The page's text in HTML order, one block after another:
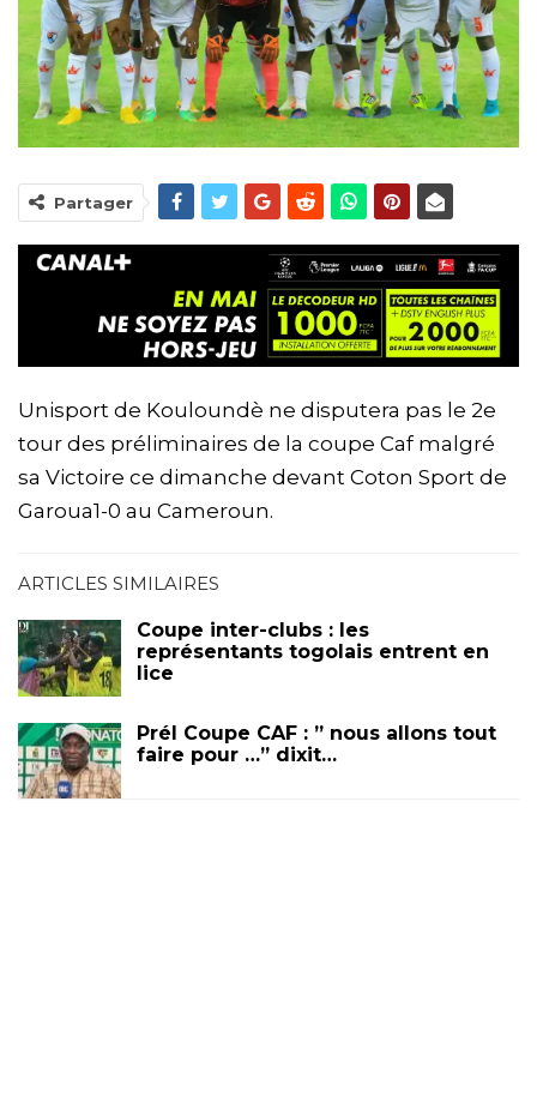
Partager
Unisport de Kouloundè ne disputera pas le 2e
tour des préliminaires de la coupe Caf malgré
sa Victoire ce dimanche devant Coton Sport de
Garoua1-0 au Cameroun.
ARTICLES SIMILAIRES
Coupe inter-clubs : les
représentants togolais entrent en
lice
Prél Coupe CAF : ” nous allons tout
faire pour …” dixit…